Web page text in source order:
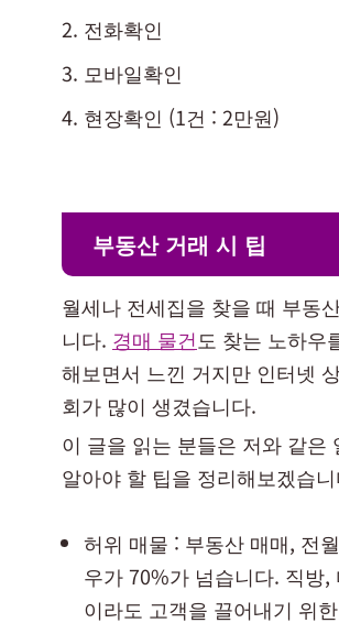
전화확인
모바일확인
현장확인 (1건 : 2만원)
부동산 거래 시 팁
월세나 전세집을 찾을 때 부동
니다. 경매 물건도 찾는 노하우
해보면서 느낀 거지만 인터넷
회가 많이 생겼습니다.
이 글을 읽는 분들은 저와 같은
알아야 할 팁을 정리해보겠습
허위 매물 : 부동산 매매, 전
우가 70%가 넘습니다. 직방
이라도 고객을 끌어내기 위